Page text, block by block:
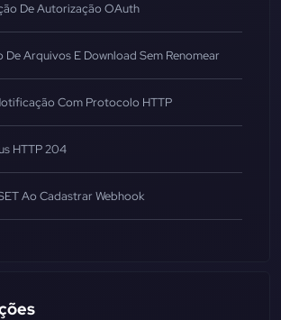
De Autorização OAuth
De Arquivos E Download Sem Renomear
Com Protocolo HTTP
HTTP 204
Ao Cadastrar Webhook